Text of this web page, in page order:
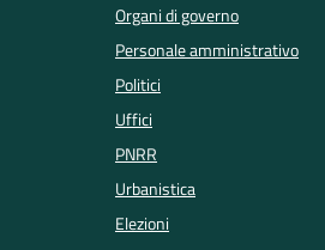
Organi di governo
Personale amministrativo
Politici
Uffici
PNRR
Urbanistica
Elezioni